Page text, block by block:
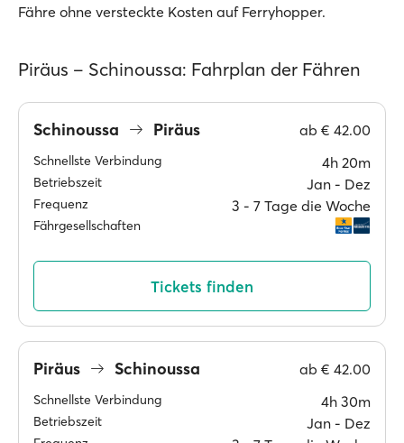
Fähre ohne versteckte Kosten auf Ferryhopper.
Piräus – Schinoussa: Fahrplan der Fähren
Schinoussa Piräus ab € 42.00
Schnellste Verbindung 4h 20m
Betriebszeit Jan ‐ Dez
Frequenz 3 ‐ 7 Tage die Woche
Fährgesellschaften
Tickets finden
Piräus Schinoussa ab € 42.00
Schnellste Verbindung 4h 30m
Betriebszeit Jan ‐ Dez